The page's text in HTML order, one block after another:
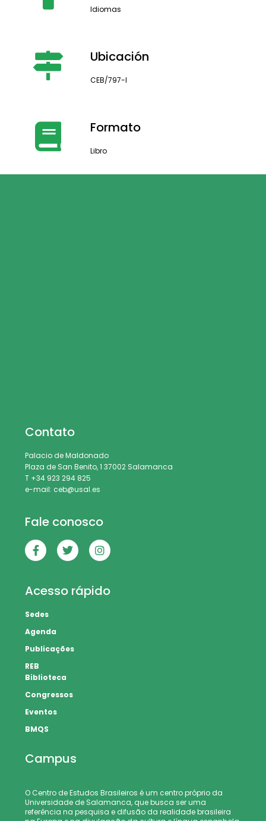
Idiomas
Ubicación
CEB/797-I
Formato
Libro
Contato
Palacio de Maldonado
Plaza de San Benito, 1 37002 Salamanca
T +34 923 294 825
e-mail: ceb@usal.es
Fale conosco
Acesso rápido
Sedes
Agenda
Publicações
REB
Biblioteca
Congressos
Eventos
BMQS
Campus
O Centro de Estudos Brasileiros é um centro próprio da
Universidade de Salamanca, que busca ser uma
referência na pesquisa e difusão da realidade brasileira